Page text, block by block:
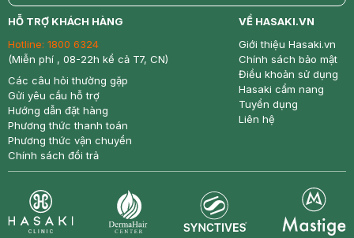
return nowfree price
HỖ TRỢ KHÁCH HÀNG
Hotline: 1800 6324
(Miễn phí , 08-22h kể cả T7, CN)
Các câu hỏi thường gặp
Gửi yêu cầu hỗ trợ
Hướng dẫn đặt hàng
Phương thức thanh toán
Phương thức vận chuyển
Chính sách đổi trả
VỀ HASAKI.VN
Giới thiệu Hasaki.vn
Chính sách bảo mật
Điều khoản sử dụng
Hasaki cẩm nang
Tuyển dụng
Liên hệ